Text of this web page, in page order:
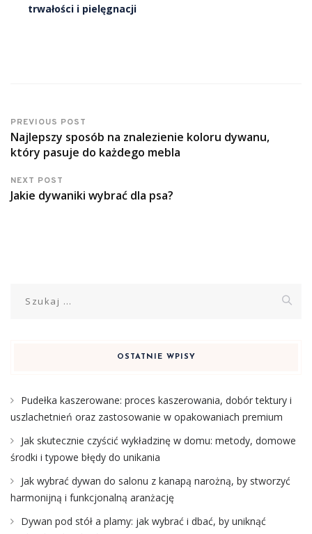
trwałości i pielęgnacji
PREVIOUS POST
Najlepszy sposób na znalezienie koloru dywanu,
który pasuje do każdego mebla
NEXT POST
Jakie dywaniki wybrać dla psa?
OSTATNIE WPISY
Pudełka kaszerowane: proces kaszerowania, dobór tektury i
uszlachetnień oraz zastosowanie w opakowaniach premium
Jak skutecznie czyścić wykładzinę w domu: metody, domowe
środki i typowe błędy do unikania
Jak wybrać dywan do salonu z kanapą narożną, by stworzyć
harmonijną i funkcjonalną aranżację
Dywan pod stół a plamy: jak wybrać i dbać, by uniknąć